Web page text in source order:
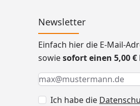
Newsletter
Einfach hier die E-Mail-
sowiesofort einen 5,00
Keine Eingabe erforderlich
Eingabe erforderlich
E-Mail *
Ich habe die